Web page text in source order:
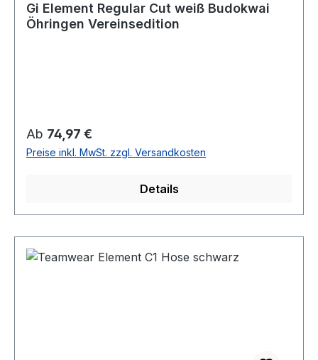
Gi Element Regular Cut weiß Budokwai
Öhringen Vereinsedition
Regulärer Preis:
Ab 74,97 €
Preise inkl. MwSt. zzgl. Versandkosten
Details